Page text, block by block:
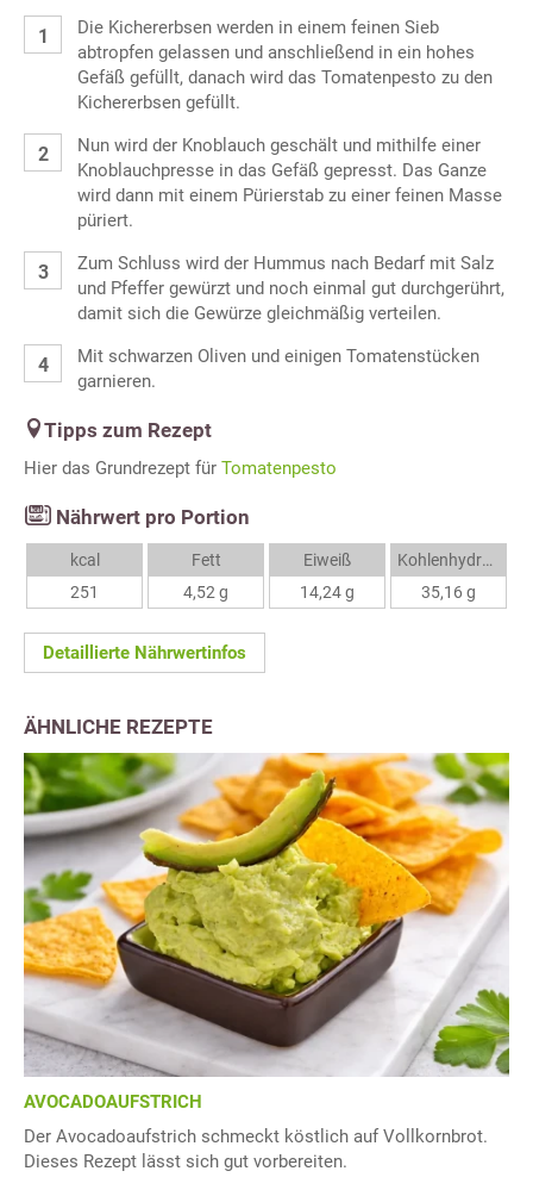
Die Kichererbsen werden in einem feinen Sieb
abtropfen gelassen und anschließend in ein hohes
Gefäß gefüllt, danach wird das Tomatenpesto zu den
Kichererbsen gefüllt.
Nun wird der Knoblauch geschält und mithilfe einer
Knoblauchpresse in das Gefäß gepresst. Das Ganze
wird dann mit einem Pürierstab zu einer feinen Masse
püriert.
Zum Schluss wird der Hummus nach Bedarf mit Salz
und Pfeffer gewürzt und noch einmal gut durchgerührt,
damit sich die Gewürze gleichmäßig verteilen.
Mit schwarzen Oliven und einigen Tomatenstücken
garnieren.
Tipps zum Rezept
Hier das Grundrezept für Tomatenpesto
Nährwert pro Portion
kcal
251
Fett
4,52 g
Eiweiß
14,24 g
Kohlenhydrate
35,16 g
Detaillierte Nährwertinfos
ÄHNLICHE REZEPTE
AVOCADOAUFSTRICH
Der Avocadoaufstrich schmeckt köstlich auf Vollkornbrot.
Dieses Rezept lässt sich gut vorbereiten.